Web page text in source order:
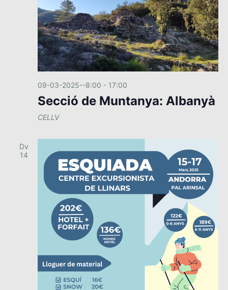
09-03-2025--8:00 - 17:00
Secció de Muntanya: Albanyà
CELLV
Dv
14